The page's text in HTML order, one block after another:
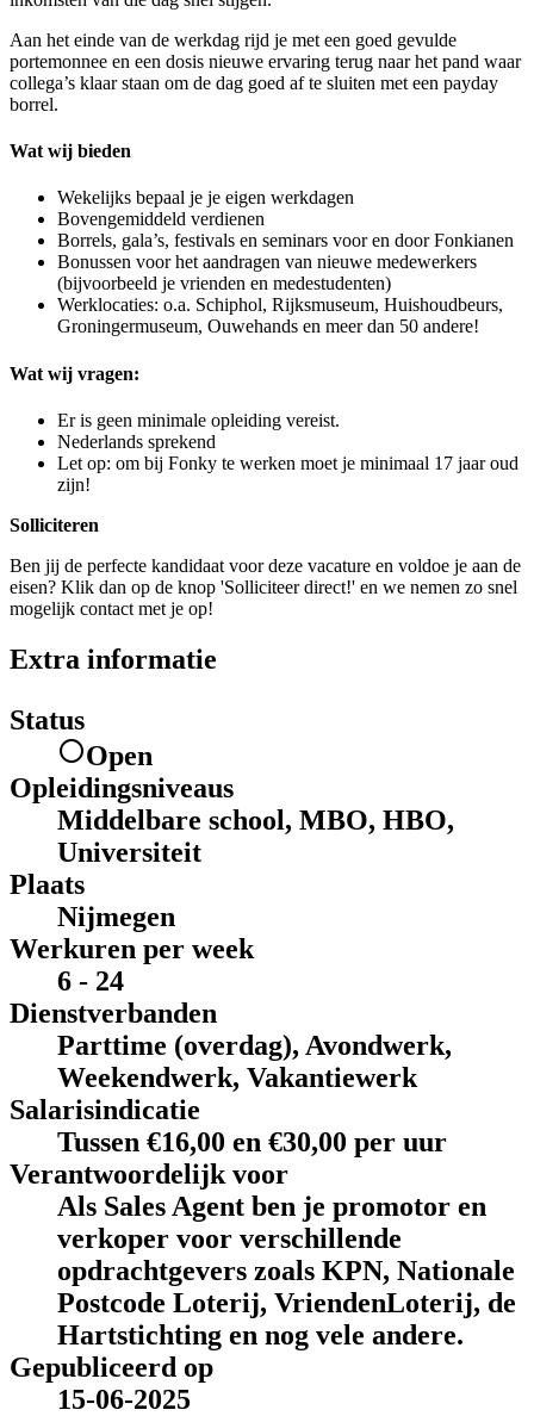
Aan het einde van de werkdag rijd je met een goed gevulde
portemonnee en een dosis nieuwe ervaring terug naar het pand waar
collega’s klaar staan om de dag goed af te sluiten met een payday
borrel.
Wat wij bieden
Wekelijks bepaal je je eigen werkdagen
Bovengemiddeld verdienen
Borrels, gala’s, festivals en seminars voor en door Fonkianen
Bonussen voor het aandragen van nieuwe medewerkers
(bijvoorbeeld je vrienden en medestudenten)
Werklocaties: o.a. Schiphol, Rijksmuseum, Huishoudbeurs,
Groningermuseum, Ouwehands en meer dan 50 andere!
Wat wij vragen:
Er is geen minimale opleiding vereist.
Nederlands sprekend
Let op: om bij Fonky te werken moet je minimaal 17 jaar oud
zijn!
Solliciteren
Ben jij de perfecte kandidaat voor deze vacature en voldoe je aan de
eisen? Klik dan op de knop 'Solliciteer direct!' en we nemen zo snel
mogelijk contact met je op!
Extra informatie
Status
Open
Opleidingsniveaus
Middelbare school, MBO, HBO,
Universiteit
Plaats
Nijmegen
Werkuren per week
6 - 24
Dienstverbanden
Parttime (overdag), Avondwerk,
Weekendwerk, Vakantiewerk
Salarisindicatie
Tussen €16,00 en €30,00 per uur
Verantwoordelijk voor
Als Sales Agent ben je promotor en
verkoper voor verschillende
opdrachtgevers zoals KPN, Nationale
Postcode Loterij, VriendenLoterij, de
Hartstichting en nog vele andere.
Gepubliceerd op
15-06-2025